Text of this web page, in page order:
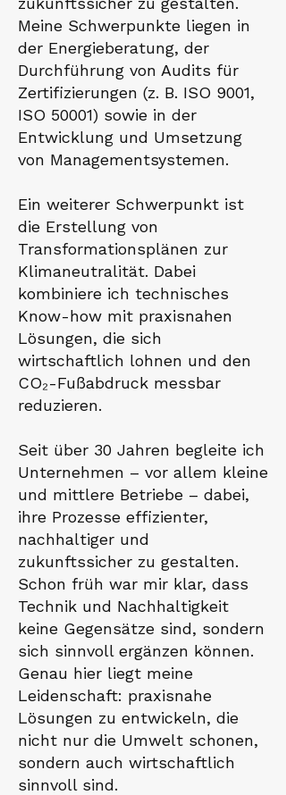
Meine Schwerpunkte liegen in
der Energieberatung, der
Durchführung von Audits für
Zertifizierungen (z. B. ISO 9001,
ISO 50001) sowie in der
Entwicklung und Umsetzung
von Managementsystemen.
Ein weiterer Schwerpunkt ist
die Erstellung von
Transformationsplänen zur
Klimaneutralität. Dabei
kombiniere ich technisches
Know-how mit praxisnahen
Lösungen, die sich
wirtschaftlich lohnen und den
CO₂-Fußabdruck messbar
reduzieren.
Seit über 30 Jahren begleite ich
Unternehmen – vor allem kleine
und mittlere Betriebe – dabei,
ihre Prozesse effizienter,
nachhaltiger und
zukunftssicher zu gestalten.
Schon früh war mir klar, dass
Technik und Nachhaltigkeit
keine Gegensätze sind, sondern
sich sinnvoll ergänzen können.
Genau hier liegt meine
Leidenschaft: praxisnahe
Lösungen zu entwickeln, die
nicht nur die Umwelt schonen,
sondern auch wirtschaftlich
sinnvoll sind.